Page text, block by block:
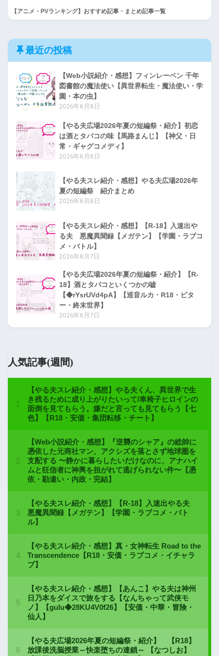
【アニメ・PVランキング】おすすめ記事・まとめ記事一覧
最近の投稿
【Web小説紹介・感想】フィンレーベン 千年
図書館の魔法使い【異世界転生・魔法使い・学
園・本の虫】
2026年8月8日
【やる夫広場2026年夏の短編祭・紹介】初恋
は酒とタバコの味【馬路まんじ】【神父・日
常・ギャグコメディ】
2026年8月8日
【やる夫スレ紹介・感想】やる夫広場2026年
夏の短編祭 紹介まとめ
2026年8月8日
【やる夫スレ紹介・感想】【R-18】入速出や
る夫 悪魔異聞録【メガテン】【学園・ラブコ
メ・バトル】
2026年8月7日
【やる夫広場2026年夏の短編祭・紹介】【R-
18】酒とタバコといくつかの嘘
【◆rYsrUVd4pA】【巡音ルカ・R18・ビタ
ー・終末世界】
2026年8月7日
人気記事(週間)